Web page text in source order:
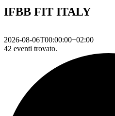
IFBB FIT ITALY
2026-08-06T00:00:00+02:00
42 eventi trovato.